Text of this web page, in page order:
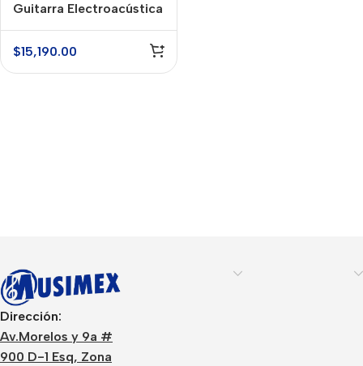
Guitarra Electroacústica
Docerola Yamaha
APX700II12NT
$15,190.00
Dirección:
Av.Morelos y 9a #
900 D-1 Esq, Zona